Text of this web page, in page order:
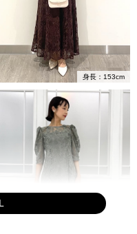
身長：153cm